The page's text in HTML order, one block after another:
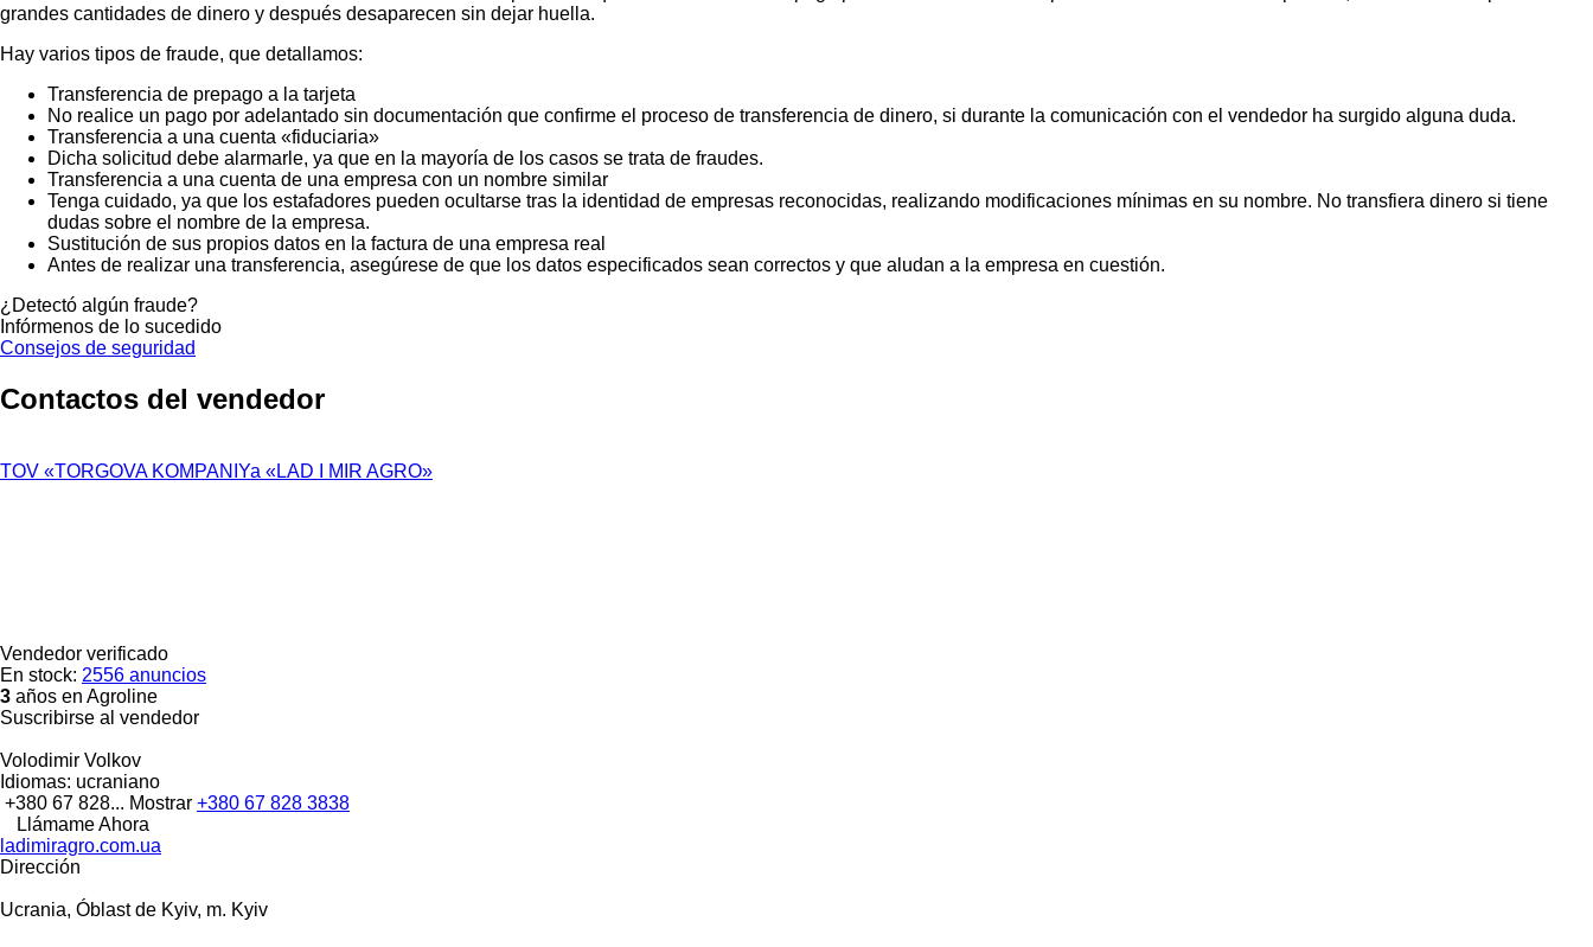
grandes cantidades de dinero y después desaparecen sin dejar huella.
Hay varios tipos de fraude, que detallamos:
Transferencia de prepago a la tarjeta
No realice un pago por adelantado sin documentación que confirme el proceso de transferencia de dinero, si durante la comunicación con el vendedor ha surgido alguna duda.
Transferencia a una cuenta «fiduciaria»
Dicha solicitud debe alarmarle, ya que en la mayoría de los casos se trata de fraudes.
Transferencia a una cuenta de una empresa con un nombre similar
Tenga cuidado, ya que los estafadores pueden ocultarse tras la identidad de empresas reconocidas, realizando modificaciones mínimas en su nombre. No transfiera dinero si tiene
dudas sobre el nombre de la empresa.
Sustitución de sus propios datos en la factura de una empresa real
Antes de realizar una transferencia, asegúrese de que los datos especificados sean correctos y que aludan a la empresa en cuestión.
¿Detectó algún fraude?
Infórmenos de lo sucedido
Consejos de seguridad
Contactos del vendedor
TOV «TORGOVA KOMPANIYa «LAD I MIR AGRO»
Vendedor verificado
En stock: 2556 anuncios
3 años en Agroline
Suscribirse al vendedor
Volodimir Volkov
Idiomas: ucraniano
+380 67 828... Mostrar +380 67 828 3838
Llámame Ahora
ladimiragro.com.ua
Dirección
Ucrania, Óblast de Kyiv, m. Kyiv